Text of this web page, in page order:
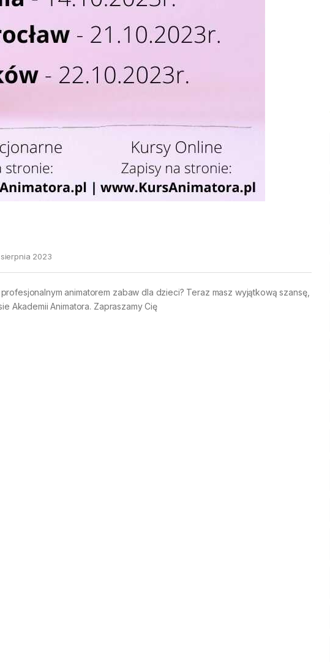
2023
animatorem zabaw dla dzieci? Teraz masz wyjątkową szansę,
Akademii Animatora. Zapraszamy Cię